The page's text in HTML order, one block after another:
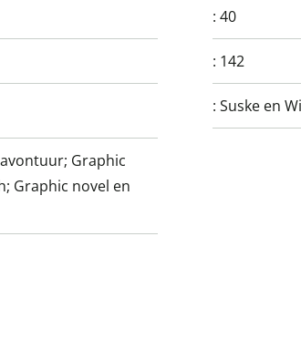
:40
: 142
:Suske en
Graphic
Graphic novel en